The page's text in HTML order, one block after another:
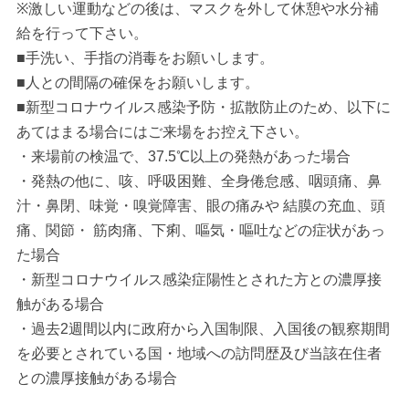
※激しい運動などの後は、マスクを外して休憩や水分補
給を行って下さい。
■手洗い、手指の消毒をお願いします。
■人との間隔の確保をお願いします。
■新型コロナウイルス感染予防・拡散防止のため、以下に
あてはまる場合にはご来場をお控え下さい。
・来場前の検温で、37.5℃以上の発熱があった場合
・発熱の他に、咳、呼吸困難、全身倦怠感、咽頭痛、鼻
汁・鼻閉、味覚・嗅覚障害、眼の痛みや 結膜の充血、頭
痛、関節・ 筋肉痛、下痢、嘔気・嘔吐などの症状があっ
た場合
・新型コロナウイルス感染症陽性とされた方との濃厚接
触がある場合
・過去2週間以内に政府から入国制限、入国後の観察期間
を必要とされている国・地域への訪問歴及び当該在住者
との濃厚接触がある場合